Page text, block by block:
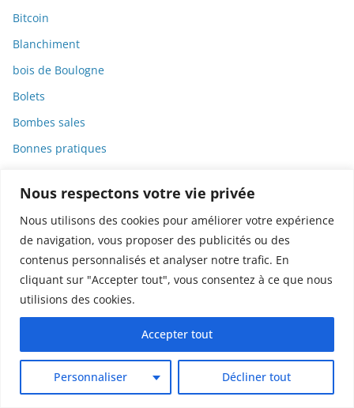
Nous respectons votre vie privée
Nous utilisons des cookies pour améliorer votre expérience
de navigation, vous proposer des publicités ou des
contenus personnalisés et analyser notre trafic. En
cliquant sur "Accepter tout", vous consentez à ce que nous
utilisions des cookies.
Personnaliser Décliner tout
Accepter tout
Bitcoin
Blanchiment
bois de Boulogne
Bolets
Bombes sales
Bonnes pratiques
bosons
Botanique
Bourges
Bourse
Bronchiolite
Bureaucratie